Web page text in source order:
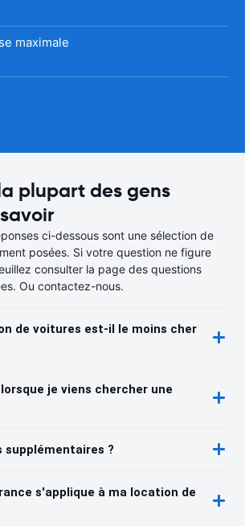
maximale
plupart des gens
ci-dessous sont une sélection de
posées. Si votre question ne figure
consulter la page des questions
Ou contactez-nous.
de voitures est-il le moins cher
je viens chercher une
?
s'applique à ma location de